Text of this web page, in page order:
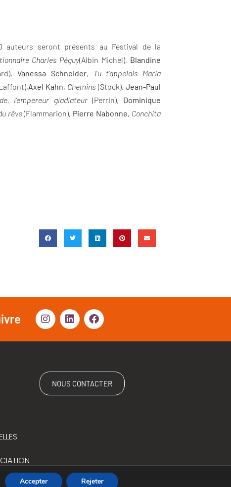
auteurs seront présents au Festival de la
Charles Péguy(Albin Michel), Blandine
Vanessa Schneider, Tu t’appelais Maria
Axel Kahn, Chemins (Stock),Jean-Paul
l’empereur gladiateur(Perrin), Dominique
rêve(Flammarion), Pierre Nabonne, Conchita
NOUS CONTACTER
Accepter Rejeter